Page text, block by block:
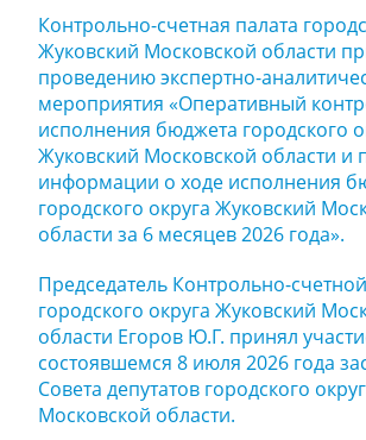
Контрольно-счетная палата
Жуковский Московской области
проведению экспертно-
мероприятия «Оперативный
исполнения бюджета городского
Жуковский Московской области и
информации о ходе исполнения
городского округа Жуковский
области за 6 месяцев 2026 года».
Председатель Контрольно-
городского округа Жуковский
области Егоров Ю.Г. принял
состоявшемся 8 июля 2026 года
Совета депутатов городского
Московской области.